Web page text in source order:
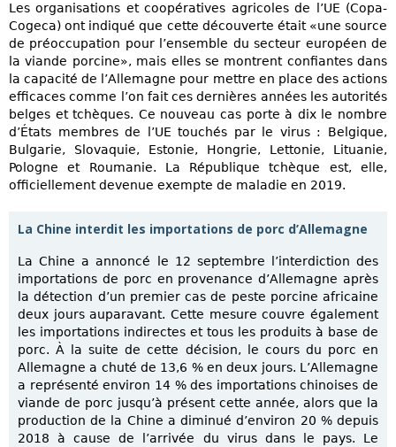
Les organisations et coopératives agricoles de l’UE (Copa-
Cogeca) ont indiqué que cette découverte était «une source
de préoccupation pour l’ensemble du secteur européen de
la viande porcine», mais elles se montrent confiantes dans
la capacité de l’Allemagne pour mettre en place des actions
efficaces comme l’on fait ces dernières années les autorités
belges et tchèques. Ce nouveau cas porte à dix le nombre
d’États membres de l’UE touchés par le virus : Belgique,
Bulgarie, Slovaquie, Estonie, Hongrie, Lettonie, Lituanie,
Pologne et Roumanie. La République tchèque est, elle,
officiellement devenue exempte de maladie en 2019.
La Chine interdit les importations de porc d’Allemagne
La Chine a annoncé le 12 septembre l’interdiction des
importations de porc en provenance d’Allemagne après
la détection d’un premier cas de peste porcine africaine
deux jours auparavant. Cette mesure couvre également
les importations indirectes et tous les produits à base de
porc. À la suite de cette décision, le cours du porc en
Allemagne a chuté de 13,6 % en deux jours. L’Allemagne
a représenté environ 14 % des importations chinoises de
viande de porc jusqu’à présent cette année, alors que la
production de la Chine a diminué d’environ 20 % depuis
2018 à cause de l’arrivée du virus dans le pays. Le